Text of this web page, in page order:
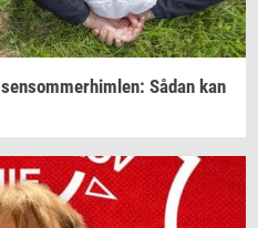
sen­som­mer­him­len: Sådan kan